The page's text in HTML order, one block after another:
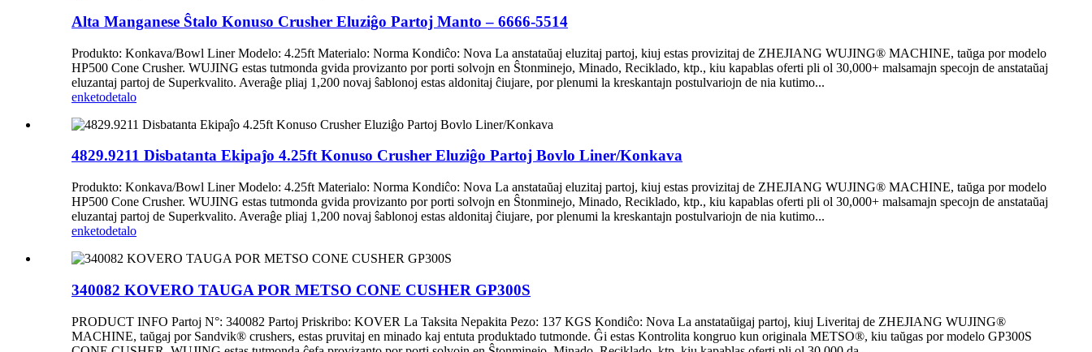
Alta Manganese Ŝtalo Konuso Crusher Eluziĝo Partoj Manto – 6666-5514
Produkto: Konkava/Bowl Liner Modelo: 4.25ft Materialo: Norma Kondiĉo: Nova La anstataŭaj eluzitaj partoj, kiuj estas provizitaj de ZHEJIANG WUJING® MACHINE, taŭga por modelo
HP500 Cone Crusher. WUJING estas tutmonda gvida provizanto por porti solvojn en Ŝtonminejo, Minado, Reciklado, ktp., kiu kapablas oferti pli ol 30,000+ malsamajn specojn de anstataŭaj
eluzantaj partoj de Superkvalito. Averaĝe pliaj 1,200 novaj ŝablonoj estas aldonitaj ĉiujare, por plenumi la kreskantajn postulvariojn de nia kutimo...
enketodetalo
4829.9211 Disbatanta Ekipaĵo 4.25ft Konuso Crusher Eluziĝo Partoj Bovlo Liner/Konkava
Produkto: Konkava/Bowl Liner Modelo: 4.25ft Materialo: Norma Kondiĉo: Nova La anstataŭaj eluzitaj partoj, kiuj estas provizitaj de ZHEJIANG WUJING® MACHINE, taŭga por modelo
HP500 Cone Crusher. WUJING estas tutmonda gvida provizanto por porti solvojn en Ŝtonminejo, Minado, Reciklado, ktp., kiu kapablas oferti pli ol 30,000+ malsamajn specojn de anstataŭaj
eluzantaj partoj de Superkvalito. Averaĝe pliaj 1,200 novaj ŝablonoj estas aldonitaj ĉiujare, por plenumi la kreskantajn postulvariojn de nia kutimo...
enketodetalo
340082 KOVERO TAUGA POR METSO CONE CUSHER GP300S
PRODUCT INFO Partoj N°: 340082 Partoj Priskribo: KOVER La Taksita Nepakita Pezo: 137 KGS Kondiĉo: Nova La anstataŭigaj partoj, kiuj Liveritaj de ZHEJIANG WUJING®
MACHINE, taŭgaj por Sandvik® crushers, estas pruvitaj en minado kaj entuta produktado tutmonde. Ĝi estas Kontrolita kongruo kun originala METSO®, kiu taŭgas por modelo GP300S